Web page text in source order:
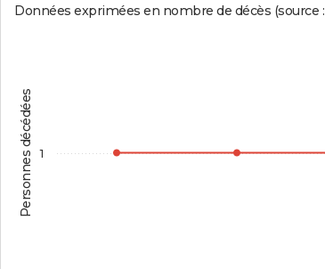
Personnes décédées
Données exprimées en nombre de décès (source
1